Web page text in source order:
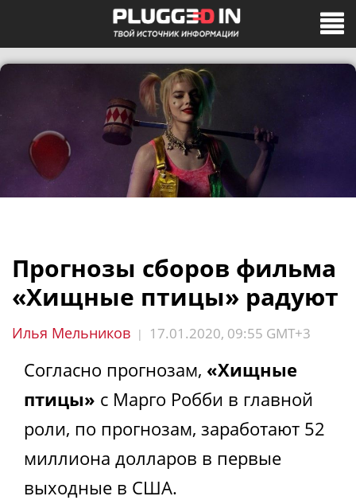
Прогнозы сборов фильма
«Хищные птицы» радуют
Илья Мельников | 17.01.2020, 09:55 GMT+3
Согласно прогнозам, «Хищные
птицы» с Марго Робби в главной
роли, по прогнозам, заработают 52
миллиона долларов в первые
выходные в США.